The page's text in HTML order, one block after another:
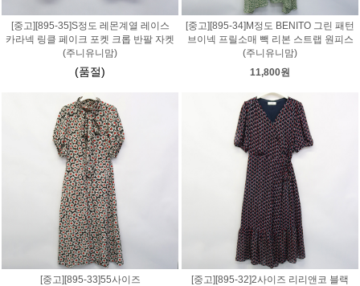
[중고][895-35]S정도 레몬계열 레이스
카라넥 링클 페이크 포켓 크롭 반팔 자켓
(주니유니맘)
(품절)
[중고][895-34]M정도 BENITO 그린 패턴
브이넥 프릴소매 빽 리본 스트랩 원피스
(주니유니맘)
11,800원
[중고][895-33]55사이즈
[중고][895-32]2사이즈 리리앤코 블랙